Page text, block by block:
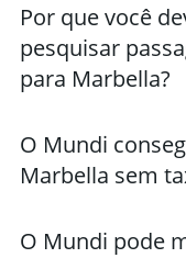
Por que você
pesquisar
para Marbella?
O Mundi
Marbella sem
O Mundi pode